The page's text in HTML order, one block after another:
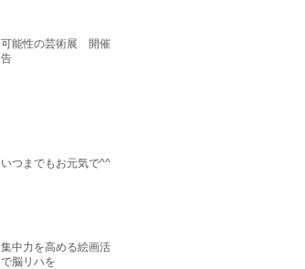
可能性の芸術展 開催予
告
いつまでもお元気で^^
集中力を高める絵画活動
で脳リハを